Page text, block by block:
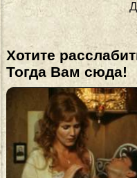
Хотите
Тогда Вам сюда!